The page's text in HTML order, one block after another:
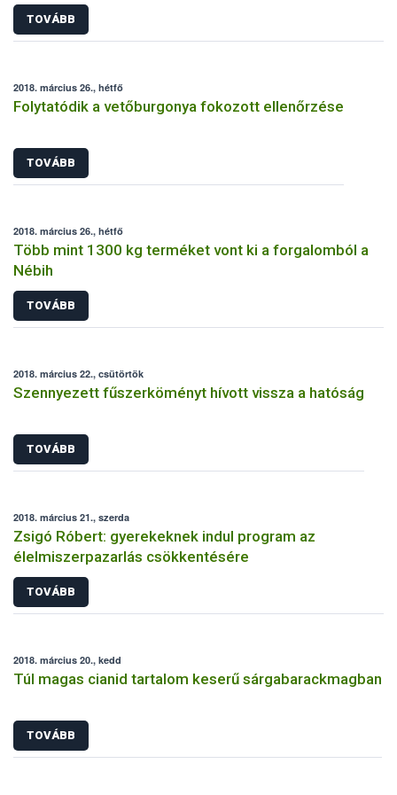
TOVÁBB
2018. március 26., hétfő
Folytatódik a vetőburgonya fokozott ellenőrzése
TOVÁBB
2018. március 26., hétfő
Több mint 1300 kg terméket vont ki a forgalomból a
Nébih
TOVÁBB
2018. március 22., csütörtök
Szennyezett fűszerköményt hívott vissza a hatóság
TOVÁBB
2018. március 21., szerda
Zsigó Róbert: gyerekeknek indul program az
élelmiszerpazarlás csökkentésére
TOVÁBB
2018. március 20., kedd
Túl magas cianid tartalom keserű sárgabarackmagban
TOVÁBB